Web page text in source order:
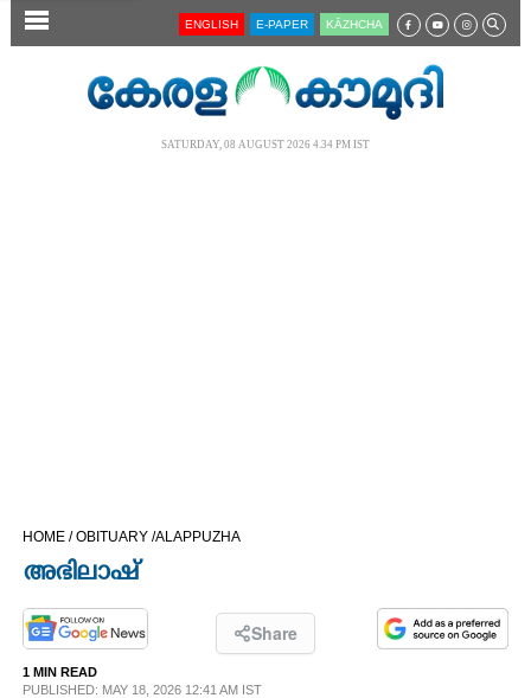
SECTIONS
OPINION
PHOTOS
ENGLISH E-PAPER KĀZHCHA
SATURDAY, 08 AUGUST 2026 4.34 PM IST
HOME /OBITUARY /ALAPPUZHA
അഭിലാഷ്
Share
1 MIN READ
PUBLISHED: MAY 18, 2026 12:41 AM IST